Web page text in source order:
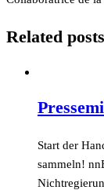
Related posts
Start der
sammeln!